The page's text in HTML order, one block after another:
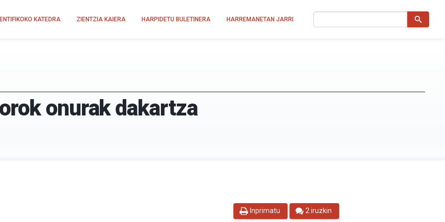
KATEDRA ZIENTZIA KAIERA HARPIDETU BULETINERA HARREMANETAN JARRI
onurak dakartza
Inprimatu 2 iruzkin